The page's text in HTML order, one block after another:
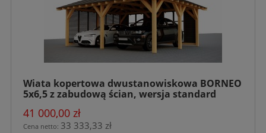
Wiata kopertowa dwustanowiskowa BORNEO
5x6,5 z zabudową ścian, wersja standard
41 000,00 zł
Cena netto: 33 333,33 zł